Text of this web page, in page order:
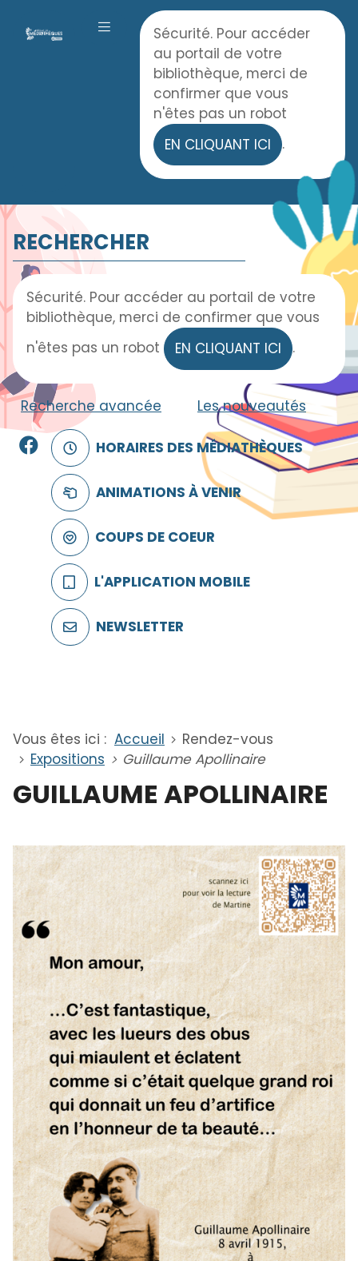
Accueil
OUVRIR LE MENU
Sécurité. Pour accéder
au portail de votre
bibliothèque, merci de
confirmer que vous
n'êtes pas un robot
EN CLIQUANT ICI
.
FacebookHORAIRES DES MÉDIATHÈQUES
ANIMATIONS À VENIR
COUPS DE COEUR
L'APPLICATION MOBILE
NEWSLETTER
RECHERCHER
Sécurité. Pour accéder au portail de votre
bibliothèque, merci de confirmer que vous
n'êtes pas un robot
EN CLIQUANT ICI .
Recherche avancée Les nouveautés
Vous êtes ici : Accueil
Rendez-vous
Expositions
Guillaume Apollinaire
GUILLAUME APOLLINAIRE
Panneau de gestion des cookies